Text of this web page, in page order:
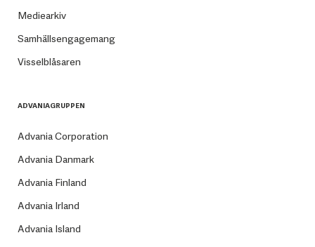
Mediearkiv
Samhällsengagemang
Visselblåsaren
ADVANIAGRUPPEN
Advania Corporation
Advania Danmark
Advania Finland
Advania Irland
Advania Island